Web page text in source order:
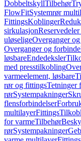
DobbeltskyllTilbehør
FlowFitSystemrør
FittingsKoblinger
sirkulasjon
uløseligeOverganger
Overganger og
løsbareEndedeksler
med presstilkobling
varmeelement, løsbare
rør og fittingsTetninger
rørSystempakninger
flensforbindelser
multilayerFittings
for varmeTilbehør
rørSystempakninger